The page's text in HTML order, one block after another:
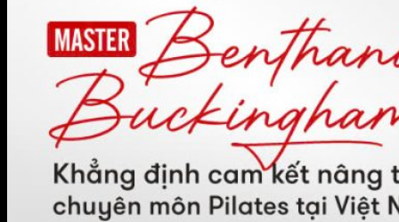
Đăng Ký Tập Thử miễn phí
Hotline 0944.731.555